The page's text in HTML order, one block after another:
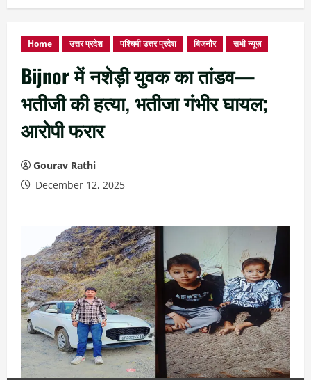
Home उत्तर प्रदेश पश्चिमी उत्तर प्रदेश बिजनौर सभी न्यूज़
Bijnor में नशेड़ी युवक का तांडव—
भतीजी की हत्या, भतीजा गंभीर घायल;
आरोपी फरार
Gourav Rathi
December 12, 2025